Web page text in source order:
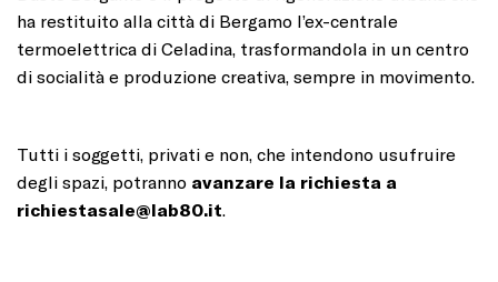
ha restituito alla città di Bergamo l’ex-centrale
termoelettrica di Celadina, trasformandola in un centro
di socialità e produzione creativa, sempre in movimento.
Tutti i soggetti, privati e non, che intendono usufruire
degli spazi, potranno avanzare la richiesta a
richiestasale@lab80.it.